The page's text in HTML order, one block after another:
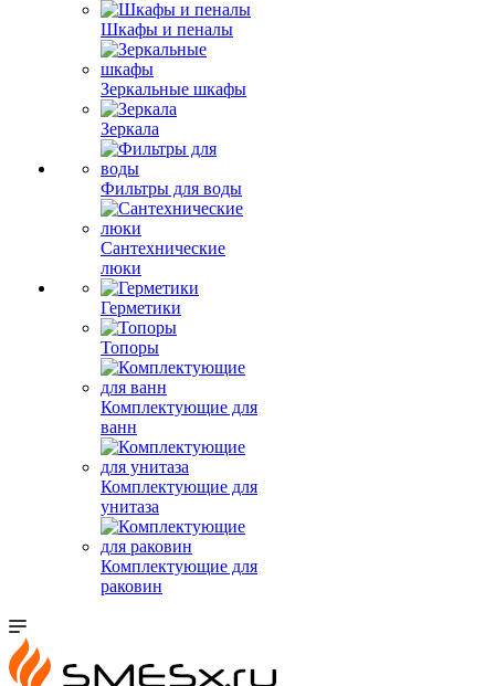
Шкафы и пеналы
Зеркальные шкафы
Зеркала
Фильтры для воды
Сантехнические
люки
Герметики
Топоры
Комплектующие для
ванн
Комплектующие для
унитаза
Комплектующие для
раковин